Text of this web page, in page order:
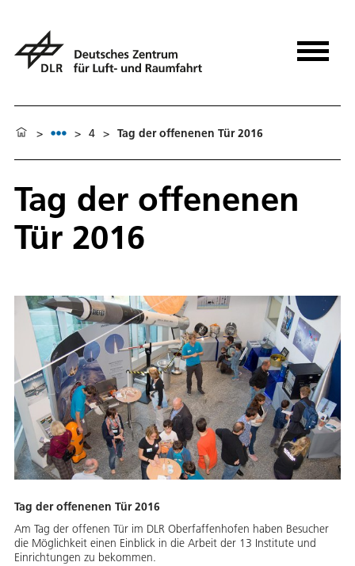
> > 4 > Tag der offenenen Tür 2016
Tag der offenenen
Tür 2016
Tag der offenenen Tür 2016
Am Tag der offenen Tür im DLR Oberfaffenhofen haben Besucher
die Möglichkeit einen Einblick in die Arbeit der 13 Institute und
Einrichtungen zu bekommen.